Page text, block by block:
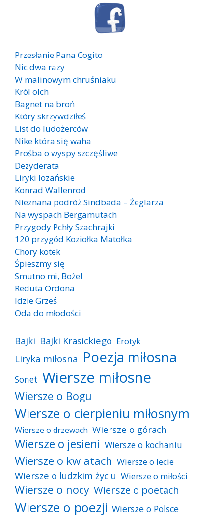
Przesłanie Pana Cogito
Nic dwa razy
W malinowym chruśniaku
Król olch
Bagnet na broń
Który skrzywdziłeś
List do ludożerców
Nike która się waha
Prośba o wyspy szczęśliwe
Dezyderata
Liryki lozańskie
Konrad Wallenrod
Nieznana podróż Sindbada – Żeglarza
Na wyspach Bergamutach
Przygody Pchły Szachrajki
120 przygód Koziołka Matołka
Chory kotek
Śpieszmy się
Smutno mi, Boże!
Reduta Ordona
Idzie Grześ
Oda do młodości
Bajki Bajki Krasickiego Erotyk
Liryka miłosna Poezja miłosna
Sonet Wiersze miłosne
Wiersze o Bogu
Wiersze o cierpieniu miłosnym
Wiersze o drzewach Wiersze o górach
Wiersze o jesieni Wiersze o kochaniu
Wiersze o kwiatach Wiersze o lecie
Wiersze o ludzkim życiu Wiersze o miłości
Wiersze o nocy Wiersze o poetach
Wiersze o poezji Wiersze o Polsce